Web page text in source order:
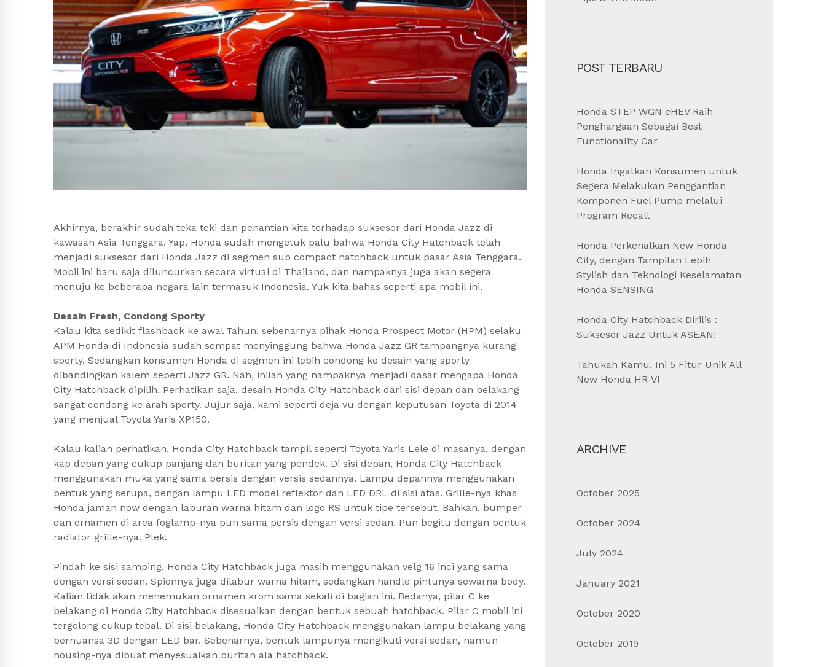
Akhirnya, berakhir sudah teka teki dan penantian kita terhadap suksesor dari Honda Jazz di
kawasan Asia Tenggara. Yap, Honda sudah mengetuk palu bahwa Honda City Hatchback telah
menjadi suksesor dari Honda Jazz di segmen sub compact hatchback untuk pasar Asia Tenggara.
Mobil ini baru saja diluncurkan secara virtual di Thailand, dan nampaknya juga akan segera
menuju ke beberapa negara lain termasuk Indonesia. Yuk kita bahas seperti apa mobil ini.
Desain Fresh, Condong Sporty
Kalau kita sedikit flashback ke awal Tahun, sebenarnya pihak Honda Prospect Motor (HPM) selaku
APM Honda di Indonesia sudah sempat menyinggung bahwa Honda Jazz GR tampangnya kurang
sporty. Sedangkan konsumen Honda di segmen ini lebih condong ke desain yang sporty
dibandingkan kalem seperti Jazz GR. Nah, inilah yang nampaknya menjadi dasar mengapa Honda
City Hatchback dipilih. Perhatikan saja, desain Honda City Hatchback dari sisi depan dan belakang
sangat condong ke arah sporty. Jujur saja, kami seperti deja vu dengan keputusan Toyota di 2014
yang menjual Toyota Yaris XP150.
Kalau kalian perhatikan, Honda City Hatchback tampil seperti Toyota Yaris Lele di masanya, dengan
kap depan yang cukup panjang dan buritan yang pendek. Di sisi depan, Honda City Hatchback
menggunakan muka yang sama persis dengan versis sedannya. Lampu depannya menggunakan
bentuk yang serupa, dengan lampu LED model reflektor dan LED DRL di sisi atas. Grille-nya khas
Honda jaman now dengan laburan warna hitam dan logo RS untuk tipe tersebut. Bahkan, bumper
dan ornamen di area foglamp-nya pun sama persis dengan versi sedan. Pun begitu dengan bentuk
radiator grille-nya. Plek.
Pindah ke sisi samping, Honda City Hatchback juga masih menggunakan velg 16 inci yang sama
dengan versi sedan. Spionnya juga dilabur warna hitam, sedangkan handle pintunya sewarna body.
Kalian tidak akan menemukan ornamen krom sama sekali di bagian ini. Bedanya, pilar C ke
belakang di Honda City Hatchback disesuaikan dengan bentuk sebuah hatchback. Pilar C mobil ini
tergolong cukup tebal. Di sisi belakang, Honda City Hatchback menggunakan lampu belakang yang
bernuansa 3D dengan LED bar. Sebenarnya, bentuk lampunya mengikuti versi sedan, namun
housing-nya dibuat menyesuaikan buritan ala hatchback.
POST TERBARU
Honda STEP WGN eHEV Raih
Penghargaan Sebagai Best
Functionality Car
Honda Ingatkan Konsumen untuk
Segera Melakukan Penggantian
Komponen Fuel Pump melalui
Program Recall
Honda Perkenalkan New Honda
City, dengan Tampilan Lebih
Stylish dan Teknologi Keselamatan
Honda SENSING
Honda City Hatchback Dirilis :
Suksesor Jazz Untuk ASEAN!
Tahukah Kamu, Ini 5 Fitur Unik All
New Honda HR-V!
ARCHIVE
October 2025
October 2024
July 2024
January 2021
October 2020
October 2019